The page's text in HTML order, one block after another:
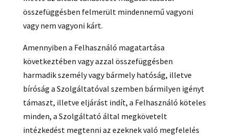
összefüggésben felmerült mindennemű vagyoni
vagy nem vagyoni kárt.
Amennyiben a Felhasználó magatartása
következtében vagy azzal összefüggésben
harmadik személy vagy bármely hatóság, illetve
bíróság a Szolgáltatóval szemben bármilyen igényt
támaszt, illetve eljárást indít, a Felhasználó köteles
minden, a Szolgáltató által megkövetelt
intézkedést megtenni az ezeknek való megfelelés